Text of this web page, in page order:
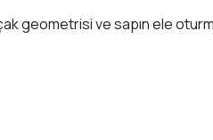
geometrisi ve sapın ele